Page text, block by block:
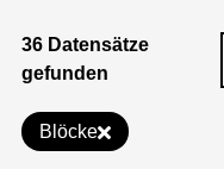
36 Datensätze
gefunden
Blöcke